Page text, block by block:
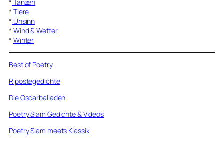
* Tanzen
* Tiere
* Unsinn
* Wind & Wetter
* Winter
Best of Poetry
Ripostegedichte
Die Oscarballaden
Poetry Slam Gedichte & Videos
Poetry Slam meets Klassik